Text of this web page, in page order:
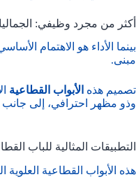
أكثر من مجرد وظيفي:
بينما الأداء هو الاهتمام
مبنى.
تصميم هذه الأبواب القطاعية
وذو مظهر احترافي، إلى
التطبيقات المثالية للباب
هذه الأبواب القطاعية